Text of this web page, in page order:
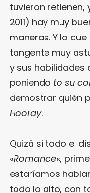
tuvieron retienen,
2011) hay muy
maneras. Y lo
tangente muy
y sus habilidades
poniendo to su
demostrar quién
Hooray.
Quizá si todo el
«Romance«,
estaríamos
todo lo alto, con